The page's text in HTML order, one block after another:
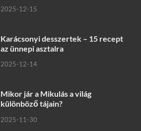
2025-12-15
Karácsonyi desszertek – 15 recept
az ünnepi asztalra
2025-12-14
Mikor jár a Mikulás a világ
különböző tájain?
2025-11-30